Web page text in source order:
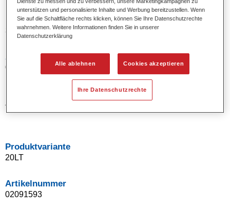
Produktvariante
3.5LT
Artikelnummer
02091585
4024669915853
Produktvariante
20LT
Artikelnummer
02091593
unterstützen und personalisierte Inhalte und Werbung bereitzustellen. Wenn
Sie auf die Schaltfläche rechts klicken, können Sie Ihre Datenschutzrechte
wahrnehmen. Weitere Informationen finden Sie in unserer
Datenschutzerklärung
Alle ablehnen Cookies akzeptieren
Ihre Datenschutzrechte